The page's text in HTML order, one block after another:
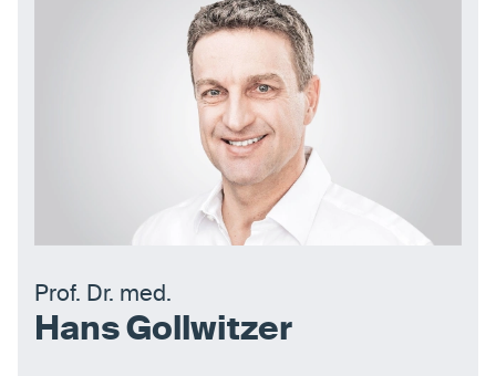
Prof. Dr. med.
Hans Gollwitzer